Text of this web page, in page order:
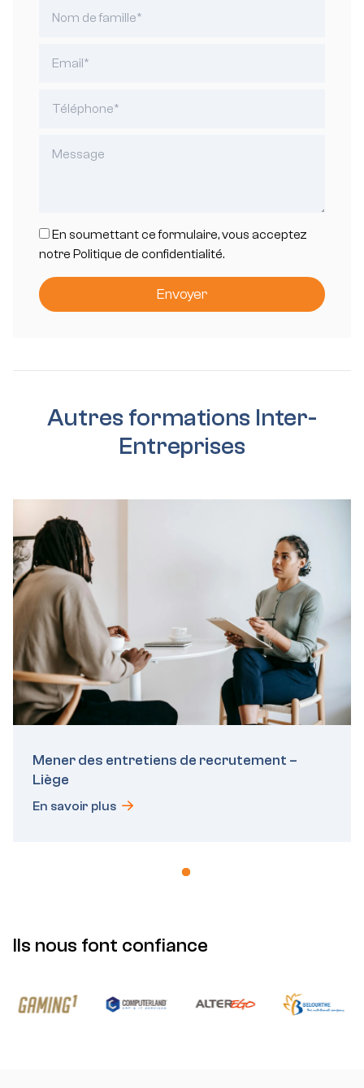
En soumettant ce formulaire, vous acceptez
notre Politique de confidentialité.
Autres formations Inter-
Entreprises
Mener des entretiens de recrutement –
Liège
En savoir plus
Ils nous font confiance